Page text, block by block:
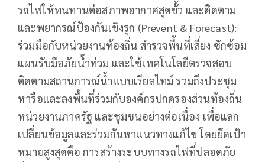
รถไฟให้ทนทานต่อสภาพอากาศสุดขั้ว และติดตาม
และพยากรณ์ป้องกันเชิงรุก (Prevent & Forecast):
ร่วมมือกับหน่วยงานท้องถิ่น สำรวจพื้นที่เสี่ยง ซักซ้อม
แผนรับมือภัยน้ำท่วม และใช้เทคโนโลยีตรวจสอบ
ติดตามสถานการณ์น้ำแบบเรียลไทม์ รวมถึงประชุม
หารือและลงพื้นที่ร่วมกับองค์กรปกครองส่วนท้องถิ่น
หน่วยงานภาครัฐ และชุมชนอย่างต่อเนื่อง เพื่อแลก
เปลี่ยนข้อมูลและร่วมกันหาแนวทางแก้ไข โดยยึดเป้า
หมายสูงสุดคือ การสร้างระบบทางรถไฟที่ปลอดภัย